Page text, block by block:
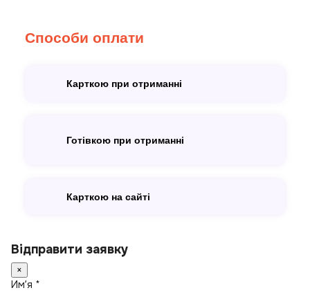
Способи оплати
Карткою при отриманні
Готівкою при отриманні
Карткою на сайті
Відправити заявку
×
Имʼя *